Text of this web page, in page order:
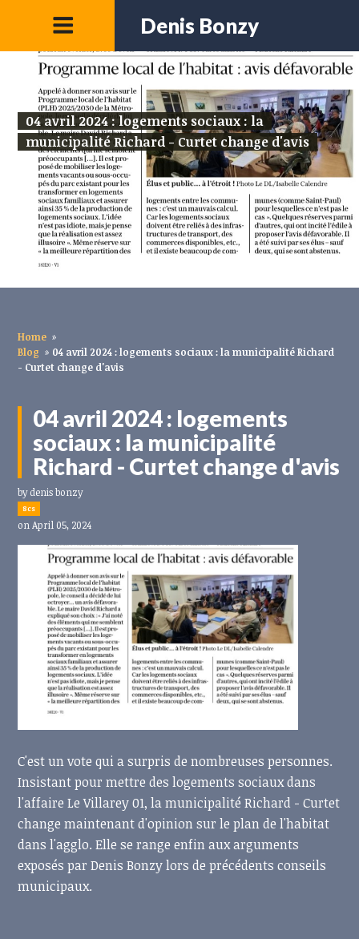
Denis Bonzy
04 avril 2024 : logements sociaux : la
municipalité Richard - Curtet change d'avis
Home »
Blog » 04 avril 2024 : logements sociaux : la municipalité Richard
- Curtet change d'avis
04 avril 2024 : logements
sociaux : la municipalité
Richard - Curtet change d'avis
bydenis bonzy
8cs
on April 05, 2024
C'est un vote qui a surpris de nombreuses personnes.
Insistant pour mettre des logements sociaux dans
l'affaire Le Villarey 01, la municipalité Richard - Curtet
change maintenant d'opinion sur le plan de l'habitat
dans l'agglo. Elle se range enfin aux arguments
exposés par Denis Bonzy lors de précédents conseils
municipaux.